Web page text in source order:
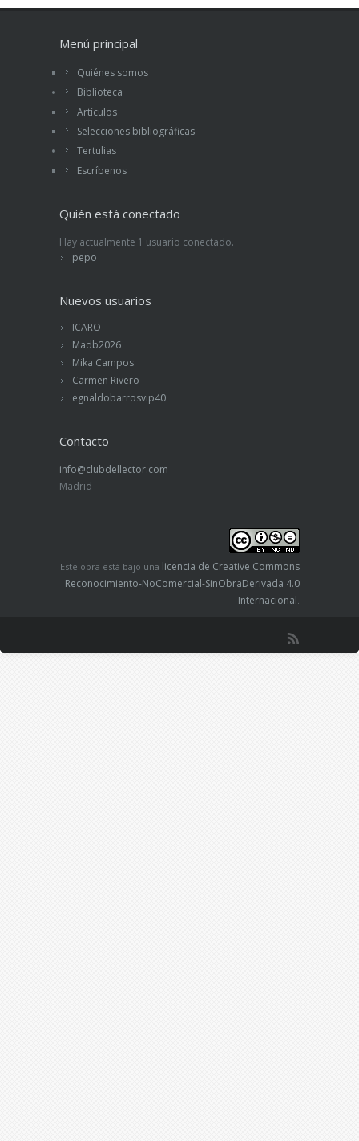
Menú principal
Quiénes somos
Biblioteca
Artículos
Selecciones bibliográficas
Tertulias
Escríbenos
Quién está conectado
Hay actualmente 1 usuario conectado.
pepo
Nuevos usuarios
ICARO
Madb2026
Mika Campos
Carmen Rivero
egnaldobarrosvip40
Contacto
info@clubdellector.com
Madrid
Este obra está bajo una licencia de Creative Commons
Reconocimiento-NoComercial-SinObraDerivada 4.0
Internacional